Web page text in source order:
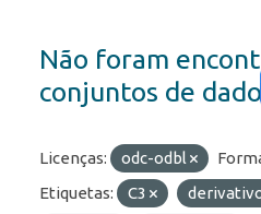
Não foram
conjuntos de
Licenças: odc-odbl
Etiquetas:
C3